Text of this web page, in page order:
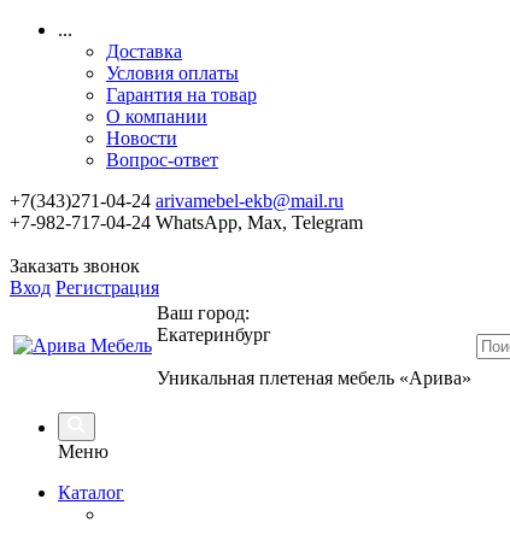
...
Доставка
Условия оплаты
Гарантия на товар
О компании
Новости
Вопрос-ответ
+7(343)271-04-24 arivamebel-ekb@mail.ru
+7-982-717-04-24 WhatsApp, Max, Telegram
Заказать звонок
Вход Регистрация
Ваш город:
Екатеринбург
Уникальная плетеная мебель «Арива»
Меню
Каталог